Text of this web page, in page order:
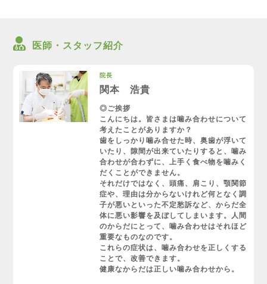
医師・スタッフ紹介
院長
関本 浩貴
◎ご挨拶
こんにちは。皆さまは噛み合わせについて
考えたことがありますか？
歯をしっかり噛み合せた時、奥歯が浮いて
いたり、隙間が出来ていたりすると、噛み
合わせが合わずに、上手く食べ物を噛みく
だくことができません。
それだけではなく、頭痛、肩こり、顎関節
症や、理由は分からないけれど何となく調
子が悪いといった不定愁訴など、からだ全
体に悪い影響を及ぼしてしまいます。人間
のからだにとって、噛み合わせはそれほど
重要なものなのです。
これらの症状は、噛み合わせを正しくする
ことで、改善できます。
健康なからだは正しい噛み合わせから。